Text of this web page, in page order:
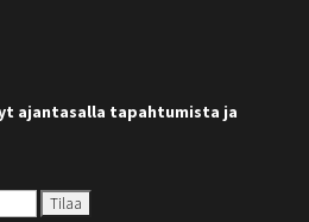
ajantasalla tapahtumista ja